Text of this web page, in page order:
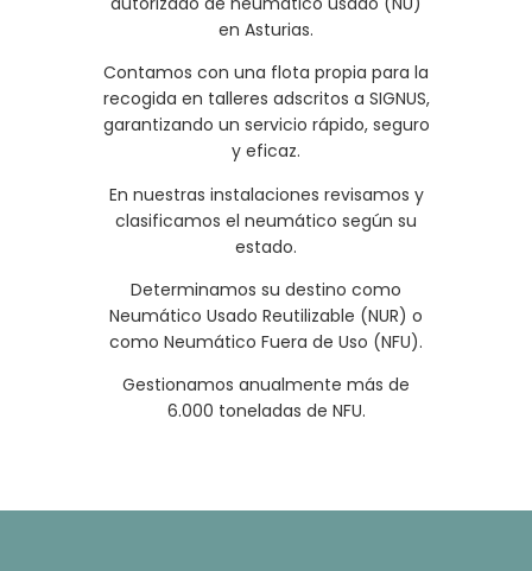
en Asturias.
Contamos con una flota propia para la
recogida en talleres adscritos a SIGNUS,
garantizando un servicio rápido, seguro
y eficaz.
En nuestras instalaciones revisamos y
clasificamos el neumático según su
estado.
Determinamos su destino como
Neumático Usado Reutilizable (NUR) o
como Neumático Fuera de Uso (NFU).
Gestionamos anualmente más de
6.000 toneladas de NFU.